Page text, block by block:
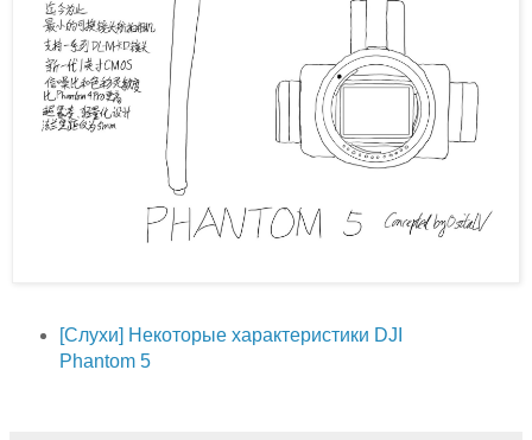
[Слухи] Некоторые характеристики DJI
Phantom 5